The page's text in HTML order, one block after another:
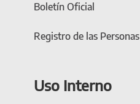
Boletín Oficial
Registro de las Personas
Uso Interno